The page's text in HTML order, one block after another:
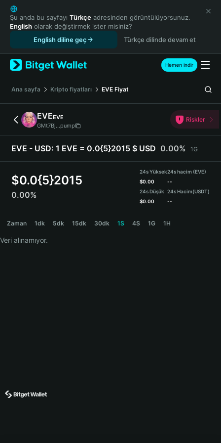
English
日本語
Tiếng Việt
Español (Latinoamérica)
Türkçe
Français
Deutsch
简体中文
繁體中文
Português (Portugal)
Bahasa Indonesia
ภาษาไทย
Español
Español (Argentina)
Şu anda bu sayfayı Türkçe adresinden görüntülüyorsunuz.
English olarak değiştirmek ister misiniz?
English diline geç
Türkçe dilinde devam et
Hemen indir
Ana sayfa Kripto fiyatları EVE Fiyat
EVEEVE
GMt7Bj...pump
Riskler
EVE - USD: 1 EVE = 0.0{5}2015 $ USD 0.00% 1G
$0.0{5}2015
0.00%
24s Yüksek
$0.00
24s Düşük
$0.00
24s hacim (EVE)
--
24s Hacim(USDT)
--
Zaman 1dk 5dk 15dk 30dk 1S 4S 1G 1H
Veri alınamıyor.